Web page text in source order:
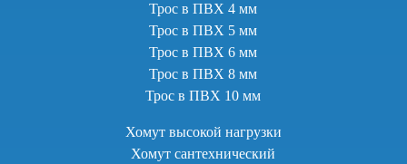
Трос в ПВХ 4 мм
Трос в ПВХ 5 мм
Трос в ПВХ 6 мм
Трос в ПВХ 8 мм
Трос в ПВХ 10 мм
Хомут высокой нагрузки
Хомут сантехнический